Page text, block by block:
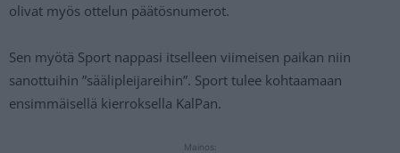
olivat myös ottelun päätösnumerot.
Sen myötä Sport nappasi itselleen viimeisen paikan niin
sanottuihin ”säälipleijareihin”. Sport tulee kohtaamaan
ensimmäisellä kierroksella KalPan.
Mainos: